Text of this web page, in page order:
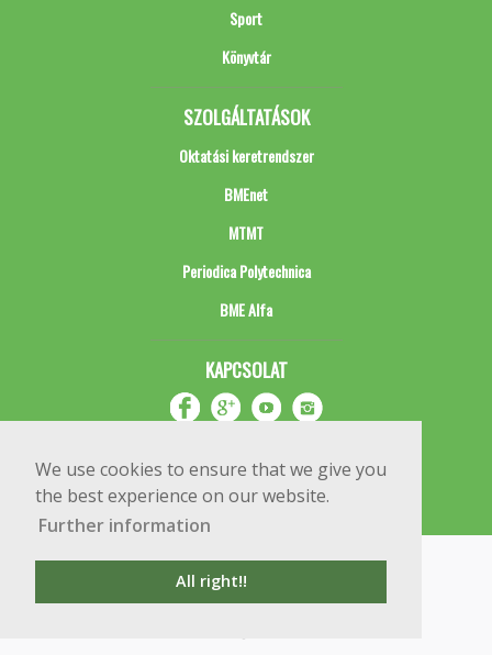
We use cookies to ensure that we give you
the best experience on our website.
Further information
All right!!
Sport
Könyvtár
SZOLGÁLTATÁSOK
Oktatási keretrendszer
BMEnet
MTMT
Periodica Polytechnica
BME Alfa
KAPCSOLAT
Copyright © 2020 BME Építőmérnöki Kar
1111 Budapest, Műegyetem rkp. 3.